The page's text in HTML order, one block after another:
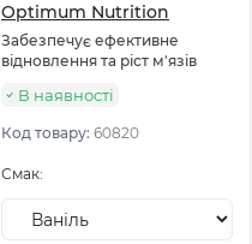
Optimum Nutrition
Забезпечує ефективне
відновлення та ріст м'язів
В наявності
Код товару: 60820
Смак: